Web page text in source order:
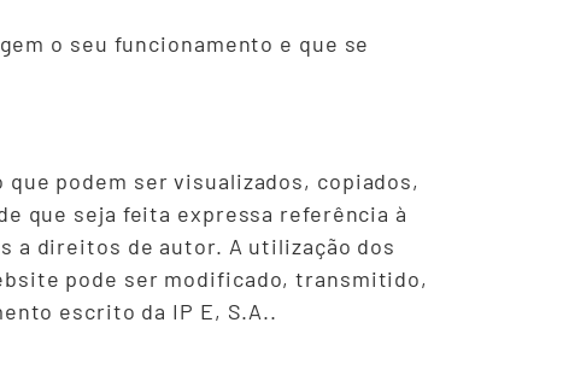
o seu funcionamento e que se
podem ser visualizados, copiados,
que seja feita expressa referência à
a direitos de autor. A utilização dos
pode ser modificado, transmitido,
escrito da IP E, S.A..